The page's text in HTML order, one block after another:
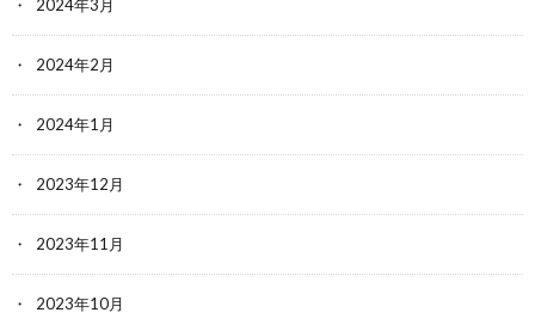
2024年3月
2024年2月
2024年1月
2023年12月
2023年11月
2023年10月